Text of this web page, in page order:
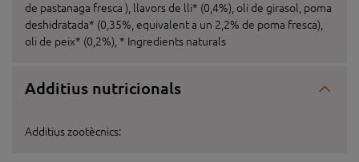
de pastanaga fresca ), llavors de lli* (0,4%), oli de girasol, poma
deshidratada* (0,35%, equivalent a un 2,2% de poma fresca),
oli de peix* (0,2%), * Ingredients naturals
Additius nutricionals
Additius zootècnics: